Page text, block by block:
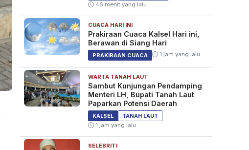
46 menit yang lalu
CUACA HARI INI
Prakiraan Cuaca Kalsel Hari ini,
Berawan di Siang Hari
PRAKIRAAN CUACA 1 jam yang lalu
WARTA TANAH LAUT
Sambut Kunjungan Pendamping
Menteri LH, Bupati Tanah Laut
Paparkan Potensi Daerah
KALSEL
TANAH LAUT
1 jam yang lalu
SELEBRITI